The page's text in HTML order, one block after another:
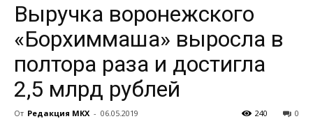
Выручка воронежского
«Борхиммаша» выросла в
полтора раза и достигла
2,5 млрд рублей
От Редакция МКХ - 06.05.2019 0
240